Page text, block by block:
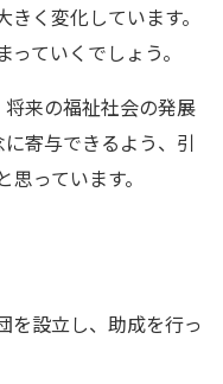
く変化しています。
ていくでしょう。
将来の福祉社会の発展
寄与できるよう、引
っています。
を設立し、助成を行っ